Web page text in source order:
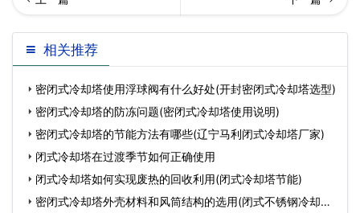
却塔生产厂家改变了工作条
件下的热力特性(冷却…
响冷却塔散热效果的因素有
哪些(冷却塔散热效果
相关推荐
密闭式冷却塔使用浮球阀有什么好处(开封密闭式冷却塔选型)
密闭式冷却塔的防冻问题(密闭式冷却塔使用说明)
密闭式冷却塔的节能方法有哪些(辽宁马利闭式冷却塔厂家)
闭式冷却塔在过渡季节如何正确使用
闭式冷却塔如何实现废热的回收利用(闭式冷却塔节能)
密闭式冷却塔外壳材料和风筒结构的选用(闭式不锈钢冷却塔